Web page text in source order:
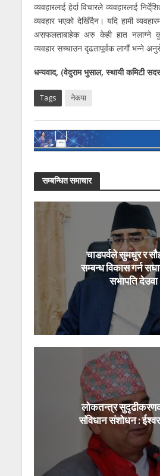
व्यवहारलाई हेर्दा विचारले व्यवहारलाई
व्यवहार भएको देखिँदैन। यदि हामी
असफलताबाहेक अरु केही हात नलाग्ने
व्यवहार सच्चाउन दृढतापूर्वक लागौं भन्ने
धन्यवाद, (वेदुराम भुसाल, स्थायी कमिटी
Tags नेकपा
सम्बन्धित समाचार
चाडपर्वले सुमधुर र
सम्बन्ध विकास गर्न
सभापति देउवा
लोकतन्त्र
संविधान संशोधन :